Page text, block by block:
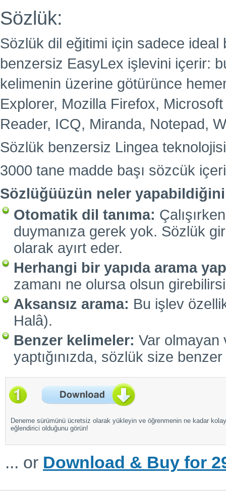
Sözlük:
Sözlük dil eğitimi için sadece ideal
benzersiz EasyLex işlevini içerir:
kelimenin üzerine götürünce
Explorer, Mozilla Firefox,
Reader, ICQ, Miranda, Notepad,
Sözlük benzersiz Lingea
3000 tane madde başı sözcük
Sözlüğüüzün neler
Otomatik dil tanıma:
duymanıza gerek yok. Sözlük
olarak ayırt eder.
Herhangi bir yapıda arama
zamanı ne olursa olsun
Aksansız arama: Bu işlev
Halâ).
Benzer kelimeler: Var olmayan
yaptığınızda, sözlük size
Deneme sürümünü ücretsiz olarak yükleyin ve öğrenmenin ne kadar
eğlendirici olduğunu görün!
... or Download & Buy for